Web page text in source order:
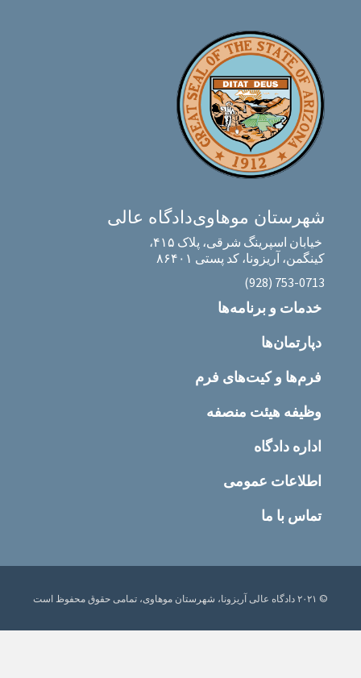
دادگاه عالیشهرستان موهاوی
خیابان اسپرینگ شرقی، پلاک ۴۱۵،
کینگمن، آریزونا، کد پستی ۸۶۴۰۱
‎(928) 753-0713‎
خدمات و برنامه‌ها
دپارتمان‌ها
فرم‌ها و کیت‌های فرم
وظیفه هیئت منصفه
اداره دادگاه
اطلاعات عمومی
تماس با ما
© ۲۰۲۱ دادگاه عالی آریزونا، شهرستان موهاوی، تمامی حقوق محفوظ است